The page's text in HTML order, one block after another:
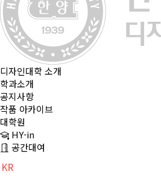
디자인대학 소개
학과소개
공지사항
작품 아카이브
대학원
HY-in
공간대여
KR